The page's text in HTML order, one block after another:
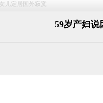
儿定居国外寂寞
59岁产妇说